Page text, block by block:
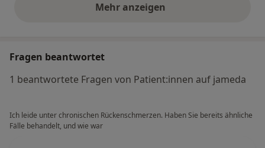
Mehr anzeigenobige Stellungnahmen
Fragen beantwortet
1 beantwortete Fragen von Patient:innen auf jameda
Ich leide unter chronischen Rückenschmerzen. Haben Sie bereits ähnliche
Fälle behandelt, und wie war